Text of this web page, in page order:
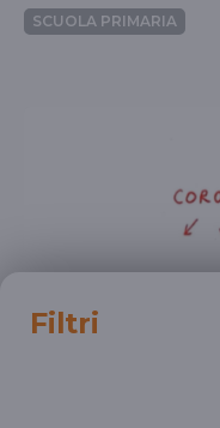
SCUOLA PRIMARIA
Filtri